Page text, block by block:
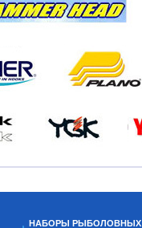
НАБОРЫ РЫБОЛОВНЫХ